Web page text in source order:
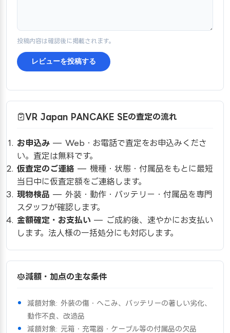
投稿内容は確認後に掲載されます。
レビューを投稿する
VR Japan PANCAKE SEの査定の流れ
お申込み — Web・お電話で査定をお申込みくださ
い。査定は無料です。
仮査定のご連絡 — 機種・状態・付属品をもとに最短
当日中に仮査定額をご連絡します。
現物検品 — 外装・動作・バッテリー・付属品を専門
スタッフが確認します。
金額確定・お支払い — ご成約後、速やかにお支払い
します。法人様の一括処分にも対応します。
減額・加点の主な条件
減額対象: 外装の傷・へこみ、バッテリーの著しい劣化、
動作不良、改造品
減額対象: 元箱・充電器・ケーブル等の付属品の欠品